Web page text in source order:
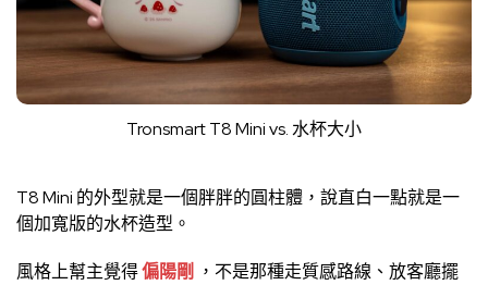
Tronsmart T8 Mini vs. 水杯大小
T8 Mini 的外型就是一個胖胖的圓柱體，說直白一點就是一
個加寬版的水杯造型。
風格上幫主覺得偏陽剛 ，不是那種走質感路線、放客廳擺